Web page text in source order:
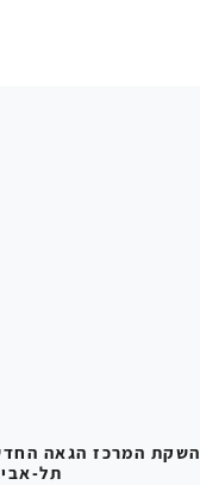
השקת המרכז הגאה
תל-